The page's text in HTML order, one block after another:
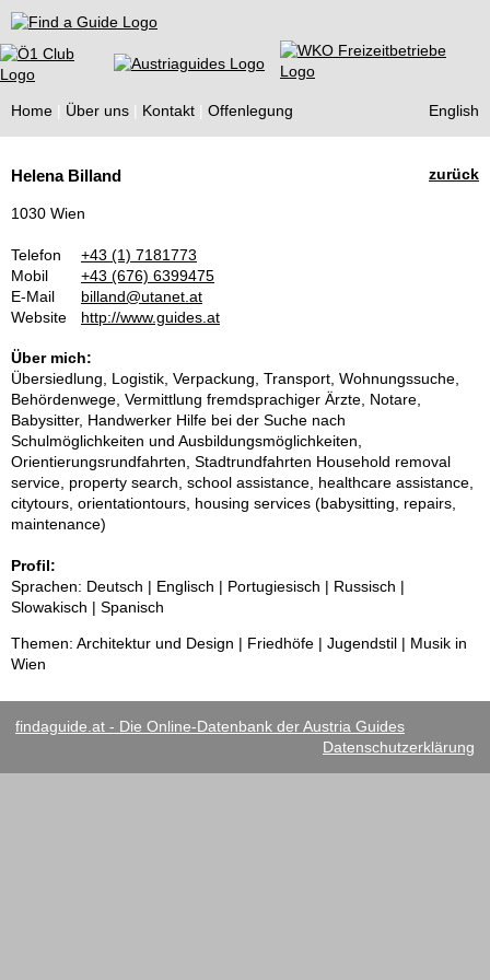
Find a Guide
Home Über uns Kontakt Offenlegung English
Guides
zurück
Helena Billand
1030 Wien
Telefon
+43 (1) 7181773
Mobil
+43 (676) 6399475
E-Mail
billand@utanet.at
Website
http://www.guides.at
Über mich:
Übersiedlung, Logistik, Verpackung, Transport, Wohnungssuche,
Behördenwege, Vermittlung fremdsprachiger Ärzte, Notare,
Babysitter, Handwerker Hilfe bei der Suche nach
Schulmöglichkeiten und Ausbildungsmöglichkeiten,
Orientierungsrundfahrten, Stadtrundfahrten Household removal
service, property search, school assistance, healthcare assistance,
citytours, orientationtours, housing services (babysitting, repairs,
maintenance)
Profil:
Sprachen: Deutsch | Englisch | Portugiesisch | Russisch |
Slowakisch | Spanisch
Themen: Architektur und Design | Friedhöfe | Jugendstil | Musik in
Wien
findaguide.at - Die Online-Datenbank der Austria Guides
Datenschutzerklärung